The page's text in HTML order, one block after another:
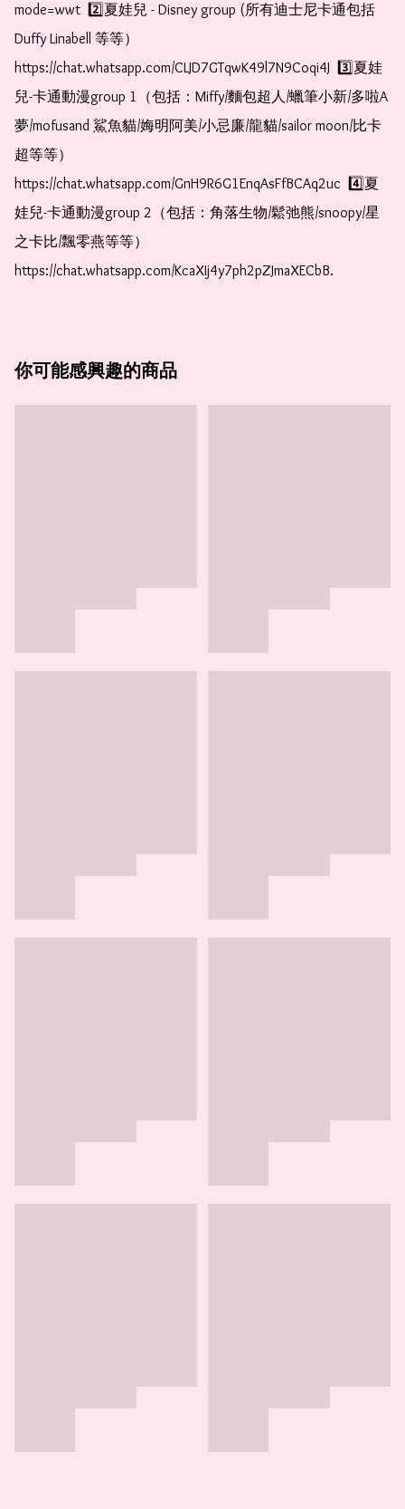
mode=wwt  2️⃣夏娃兒 - Disney group (所有迪士尼卡通包括
Duffy Linabell 等等）
https://chat.whatsapp.com/CLJD7GTqwK49l7N9Coqi4J  3️⃣夏娃
兒-卡通動漫group 1（包括：Miffy/麵包超人/蠟筆小新/多啦A
夢/mofusand 鯊魚貓/娒明阿美/小忌廉/龍貓/sailor moon/比卡
超等等）
https://chat.whatsapp.com/GnH9R6G1EnqAsFfBCAq2uc  4️⃣夏
娃兒-卡通動漫group 2（包括：角落生物/鬆弛熊/snoopy/星
之卡比/飄零燕等等）
https://chat.whatsapp.com/KcaXIj4y7ph2pZJmaXECbB.
你可能感興趣的商品